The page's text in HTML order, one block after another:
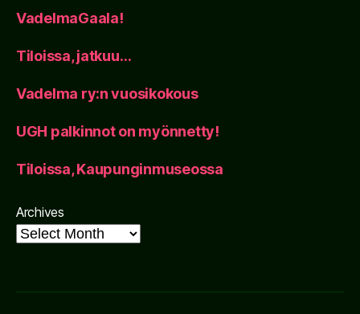
VadelmaGaala!
Tiloissa, jatkuu…
Vadelma ry:n vuosikokous
UGH palkinnot on myönnetty!
Tiloissa, Kaupunginmuseossa
Archives